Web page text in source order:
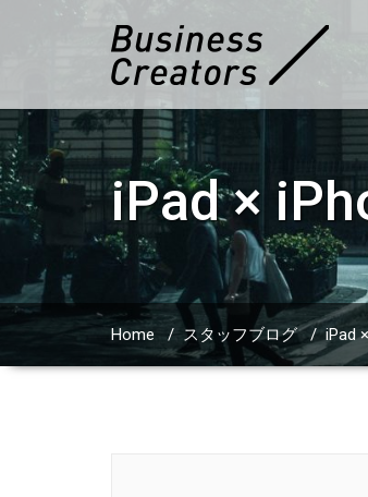
iPad ×
Home / スタッフブログ/iPad